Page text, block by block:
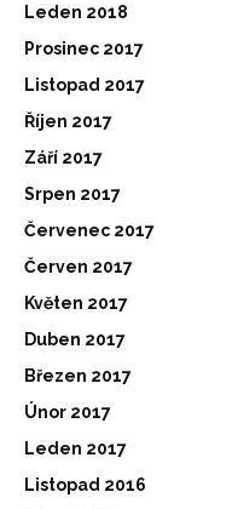
Leden 2018
Prosinec 2017
Listopad 2017
Říjen 2017
Září 2017
Srpen 2017
Červenec 2017
Červen 2017
Květen 2017
Duben 2017
Březen 2017
Únor 2017
Leden 2017
Listopad 2016